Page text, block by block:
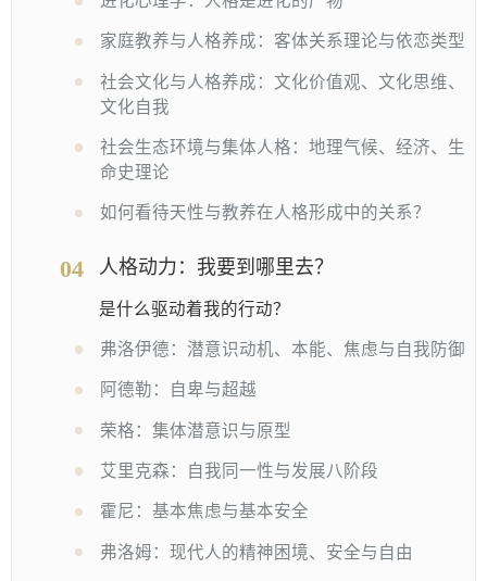
家庭教养与人格养成：客体关系理论与依恋类型
社会文化与人格养成：文化价值观、文化思维、
文化自我
社会生态环境与集体人格：地理气候、经济、生
命史理论
如何看待天性与教养在人格形成中的关系？
04 人格动力：我要到哪里去？
是什么驱动着我的行动？
弗洛伊德：潜意识动机、本能、焦虑与自我防御
阿德勒：自卑与超越
荣格：集体潜意识与原型
艾里克森：自我同一性与发展八阶段
霍尼：基本焦虑与基本安全
弗洛姆：现代人的精神困境、安全与自由